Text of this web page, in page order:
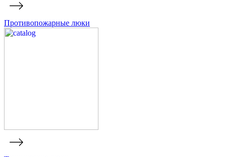
Противопожарные люки